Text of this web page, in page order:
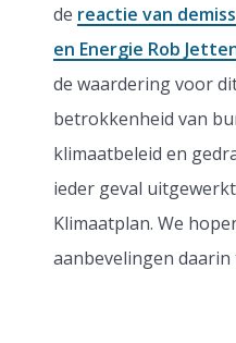
de reactie van
en Energie Rob
de waardering voor
betrokkenheid van
klimaatbeleid en
ieder geval
Klimaatplan. We
aanbevelingen